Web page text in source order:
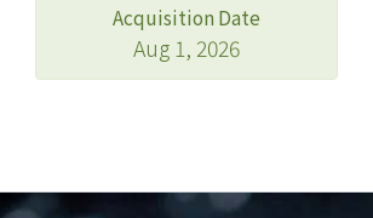
Acquisition Date
Aug 1, 2026